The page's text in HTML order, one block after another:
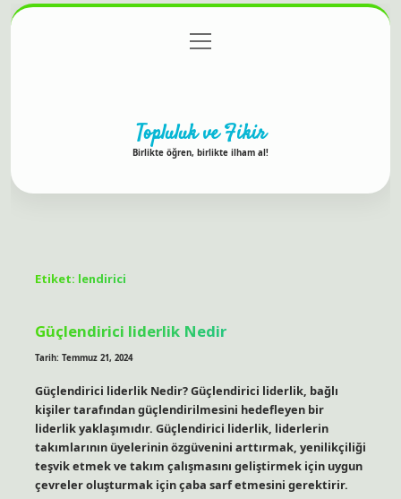
Gizlilik Politikası
menüyü
aç
Topluluk ve Fikir
Birlikte öğren, birlikte ilham al!
Etiket: lendirici
Güçlendirici liderlik Nedir
Tarih: Temmuz 21, 2024
Güçlendirici liderlik Nedir? Güçlendirici liderlik, bağlı
kişiler tarafından güçlendirilmesini hedefleyen bir
liderlik yaklaşımıdır. Güçlendirici liderlik, liderlerin
takımlarının üyelerinin özgüvenini arttırmak, yenilikçiliği
teşvik etmek ve takım çalışmasını geliştirmek için uygun
çevreler oluşturmak için çaba sarf etmesini gerektirir.